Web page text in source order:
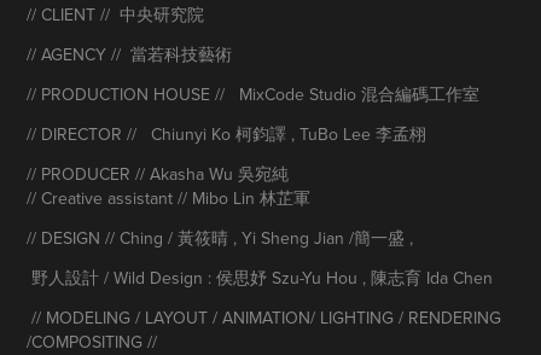
// CLIENT // 中央研究院
// AGENCY // 當若科技藝術
// PRODUCTION HOUSE //
MixCode Studio 混合編碼工作室
// DIRECTOR //
Chiunyi Ko 柯鈞譯 , TuBo Lee 李孟栩
// PRODUCER // Akasha Wu 吳宛純
// Creative assistant // Mibo Lin 林芷軍
// DESIGN // Ching / 黃筱晴 , Yi Sheng Jian /簡一盛 ,
野人設計 / Wild Design : 侯思妤 Szu-Yu Hou , 陳志育 Ida Chen
// MODELING / LAYOUT / ANIMATION/ LIGHTING / RENDERING
/COMPOSITING //